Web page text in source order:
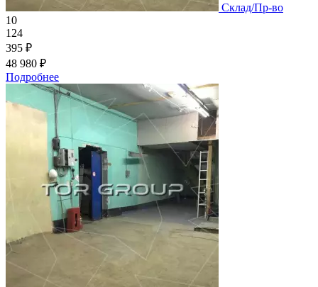
Склад/Пр-во
10
124
395 ₽
48 980 ₽
Подробнее